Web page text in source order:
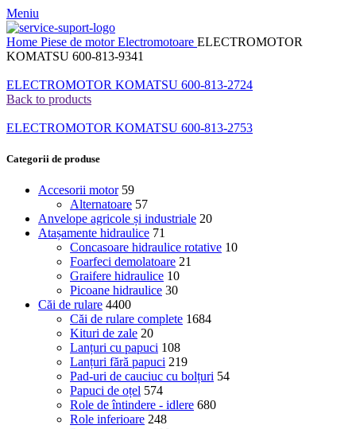
Meniu
Home Piese de motorElectromotoare ELECTROMOTOR
KOMATSU 600-813-9341
ELECTROMOTOR KOMATSU 600-813-2724
Back to products
ELECTROMOTOR KOMATSU 600-813-2753
Categorii de produse
Accesorii motor 59
Alternatoare 57
Anvelope agricole și industriale 20
Atașamente hidraulice 71
Concasoare hidraulice rotative 10
Foarfeci demolatoare 21
Graifere hidraulice 10
Picoane hidraulice 30
Căi de rulare 4400
Căi de rulare complete 1684
Kituri de zale 20
Lanțuri cu papuci 108
Lanțuri fără papuci 219
Pad-uri de cauciuc cu bolțuri 54
Papuci de oțel 574
Role de întindere - idlere 680
Role inferioare 248